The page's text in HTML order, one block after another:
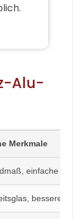
Alu-
Merkmale
einfache
bessere